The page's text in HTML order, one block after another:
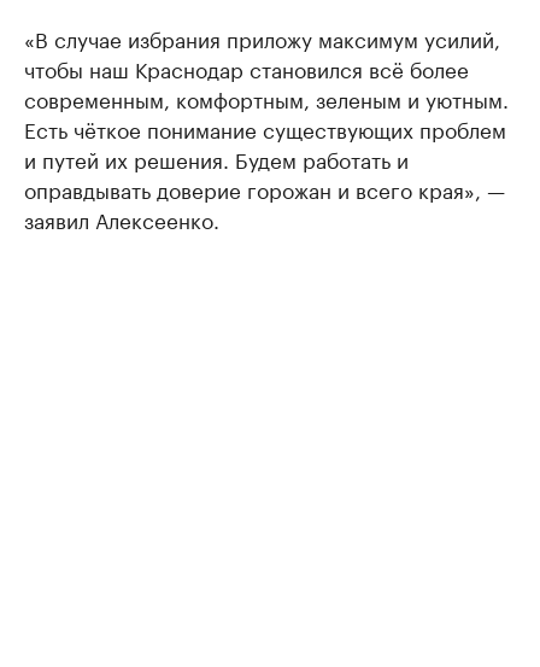
«В случае избрания приложу максимум усилий,
чтобы наш Краснодар становился всё более
современным, комфортным, зеленым и уютным.
Есть чёткое понимание существующих проблем
и путей их решения. Будем работать и
оправдывать доверие горожан и всего края», —
заявил Алексеенко.